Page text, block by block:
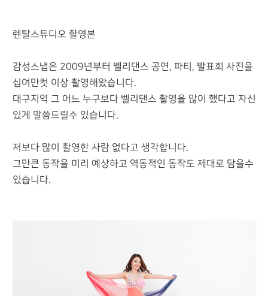
렌탈스튜디오 촬영본
감성스냅은 2009년부터 벨리댄스 공연, 파티, 발표회 사진을
십여만컷 이상 촬영해왔습니다.
대구지역 그 어느 누구보다 벨리댄스 촬영을 많이 했다고 자신
있게 말씀드릴수 있습니다.
저보다 많이 촬영한 사람 없다고 생각합니다.
그만큰 동작을 미리 예상하고 역동적인 동작도 제대로 담을수
있습니다.